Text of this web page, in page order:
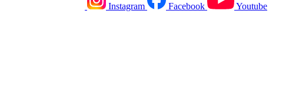
Instagram Facebook Youtube